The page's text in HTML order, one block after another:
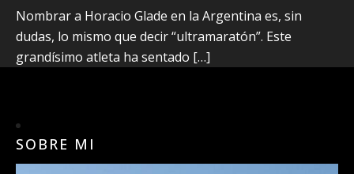
Nombrar a Horacio Glade en la Argentina es, sin
dudas, lo mismo que decir “ultramaratón”. Este
grandísimo atleta ha sentado […]
SOBRE MI